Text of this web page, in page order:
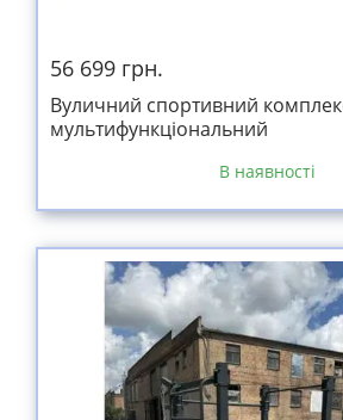
56 699 грн.
Вуличний спортивний
мультифункціональний
В наявності